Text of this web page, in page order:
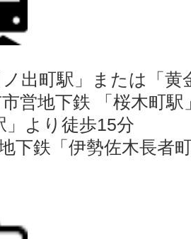
出町駅」または「黄
営地下鉄 「桜木町駅
」より徒歩15分
下鉄「伊勢佐木長者